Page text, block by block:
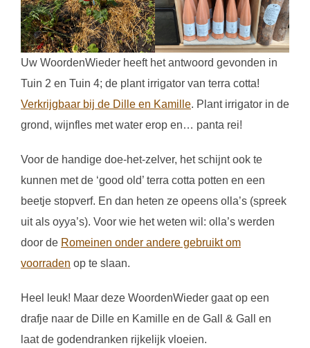
Uw WoordenWieder heeft het antwoord gevonden in
Tuin 2 en Tuin 4; de plant irrigator van terra cotta!
Verkrijgbaar bij de Dille en Kamille. Plant irrigator in de
grond, wijnfles met water erop en… panta rei!
Voor de handige doe-het-zelver, het schijnt ook te
kunnen met de ‘good old’ terra cotta potten en een
beetje stopverf. En dan heten ze opeens olla’s (spreek
uit als oyya’s). Voor wie het weten wil: olla’s werden
door de Romeinen onder andere gebruikt om
voorraden op te slaan.
Heel leuk! Maar deze WoordenWieder gaat op een
drafje naar de Dille en Kamille en de Gall & Gall en
laat de godendranken rijkelijk vloeien.